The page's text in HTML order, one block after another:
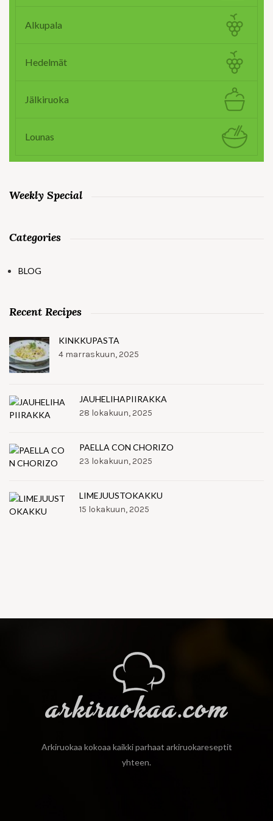
Alkupala
Hedelmät
Jälkiruoka
Lounas
Weekly Special
Categories
BLOG
Recent Recipes
KINKKUPASTA
4 marraskuun, 2025
JAUHELIHAPIIRAKKA
28 lokakuun, 2025
PAELLA CON CHORIZO
23 lokakuun, 2025
LIMEJUUSTOKAKKU
15 lokakuun, 2025
Arkiruokaa kokoaa kaikki parhaat arkiruokareseptit
yhteen.